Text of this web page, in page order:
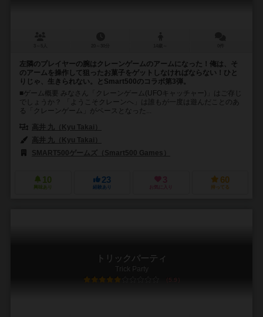
左隣のプレイヤーの腕はクレーンゲームのアームになった！俺は、そ
のアームを操作して狙ったお菓子をゲットしなければならない！ひと
りじゃ、生きられない。とSmart500のコラボ第3弾。
■ゲーム概要 みなさん「クレーンゲーム(UFOキャッチャー)」はご存じ
でしょうか？ 「ようこそクレーンへ」は誰もが一度は遊んだことのあ
る「クレーンゲーム」がベースとなった...
高井 九（Kyu Takai）
高井 九（Kyu Takai）
SMART500ゲームズ（Smart500 Games）
10
興味あり
23
経験あり
3
お気に入り
60
持ってる
トリックパーティ
Trick Party
5.9